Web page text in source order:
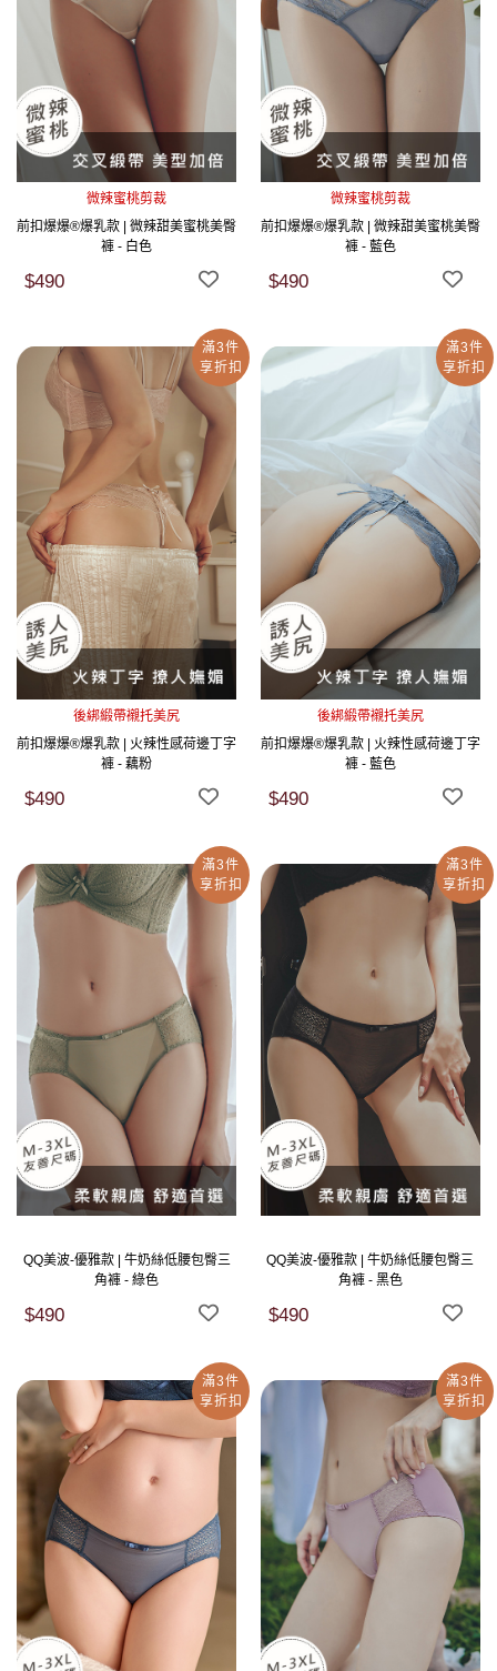
微辣蜜桃剪裁
前扣爆爆®爆乳款 | 微辣甜美蜜桃美臀
褲 - 白色
$490
微辣蜜桃剪裁
前扣爆爆®爆乳款 | 微辣甜美蜜桃美臀
褲 - 藍色
$490
滿3件
享折扣
後綁緞帶襯托美尻
前扣爆爆®爆乳款 | 火辣性感荷邊丁字
褲 - 藕粉
$490
滿3件
享折扣
後綁緞帶襯托美尻
前扣爆爆®爆乳款 | 火辣性感荷邊丁字
褲 - 藍色
$490
滿3件
享折扣
QQ美波-優雅款 | 牛奶絲低腰包臀三
角褲 - 綠色
$490
滿3件
享折扣
QQ美波-優雅款 | 牛奶絲低腰包臀三
角褲 - 黑色
$490
滿3件
享折扣
滿3件
享折扣